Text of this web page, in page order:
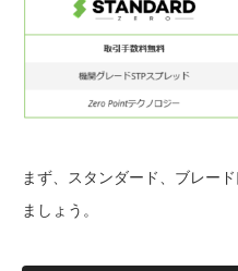
まず、スタンダード、ブレー
ましょう。